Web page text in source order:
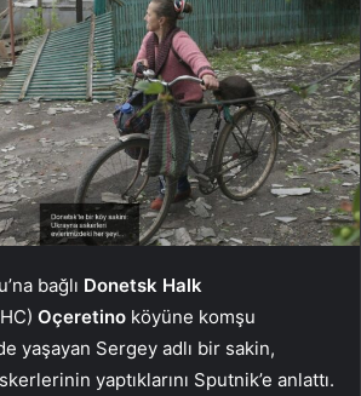
bağlı Donetsk Halk
Oçeretino köyüne komşu
yaşayan Sergey adlı bir sakin,
yaptıklarını Sputnik’e anlattı.